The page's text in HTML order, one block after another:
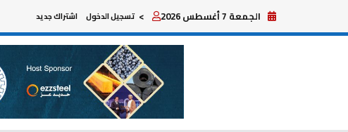
الجمعة 7 أغسطس 2026 > تسجيل الدخول اشتراك جديد